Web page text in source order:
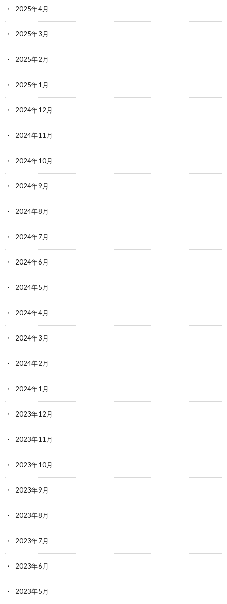
2025年4月
2025年3月
2025年2月
2025年1月
2024年12月
2024年11月
2024年10月
2024年9月
2024年8月
2024年7月
2024年6月
2024年5月
2024年4月
2024年3月
2024年2月
2024年1月
2023年12月
2023年11月
2023年10月
2023年9月
2023年8月
2023年7月
2023年6月
2023年5月